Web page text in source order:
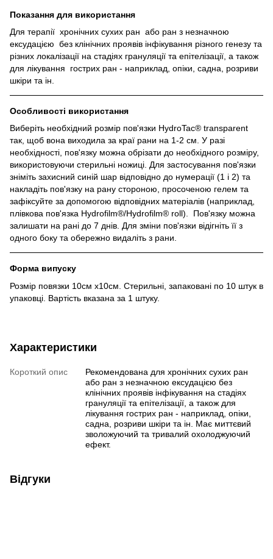
Показання для використання
Для терапії хронічних сухих ран або ран з незначною
ексудацією без клінічних проявів інфікування різного генезу та
різних локалізації на стадіях грануляції та епітелізації, а також
для лікування гострих ран - наприклад, опіки, садна, розриви
шкіри та ін.
Особливості використання
Виберіть необхідний розмір пов'язки HydroTac® transparent
так, щоб вона виходила за краї рани на 1-2 см. У разі
необхідності, пов'язку можна обрізати до необхідного розміру,
використовуючи стерильні ножиці. Для застосування пов'язки
зніміть захисний синій шар відповідно до нумерації (1 і 2) та
накладіть пов'язку на рану стороною, просоченою гелем та
зафіксуйте за допомогою відповідних матеріалів (наприклад,
плівкова пов'язка Hydrofilm®/Hydrofilm® roll).
Пов'язку можна
залишати на рані до 7 днів. Для зміни пов'язки відігніть її з
одного боку та обережно видаліть з рани.
Форма випуску
Розмір повязки 10см х10см. Стерильні, запаковані по 10 штук в
упаковці. Вартість вказана за 1 штуку.
Характеристики
Короткий опис
Рекомендована для хронічних сухих ран
або ран з незначною ексудацією без
клінічних проявів інфікування на стадіях
грануляції та епітелізації, а також для
лікування гострих ран - наприклад, опіки,
садна, розриви шкіри та ін. Має миттєвий
зволожуючий та тривалий охолоджуючий
ефект.
Відгуки